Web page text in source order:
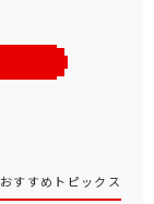
おすすめトピックス